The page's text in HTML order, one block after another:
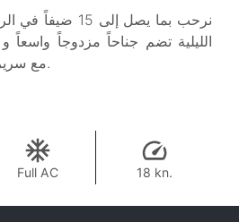
نرحب بما يصل إلى
مع سريرين منفردين لكل منهما.
Full AC 18 kn.